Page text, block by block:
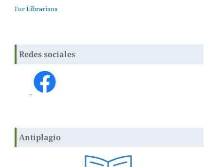
For Librarians
Redes sociales
.
Antiplagio